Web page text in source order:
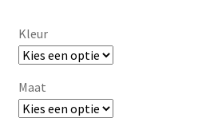
Kleur
Maat